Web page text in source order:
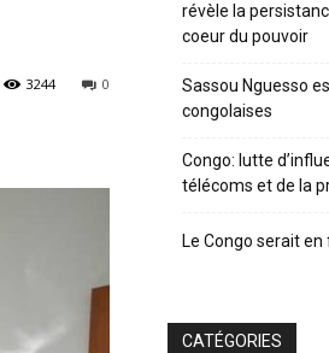
0
3244
révèle la
coeur du pouvoir
Sassou Nguesso
congolaises
Congo: lutte
télécoms et de la
Le Congo serait en
CATÉGORIES